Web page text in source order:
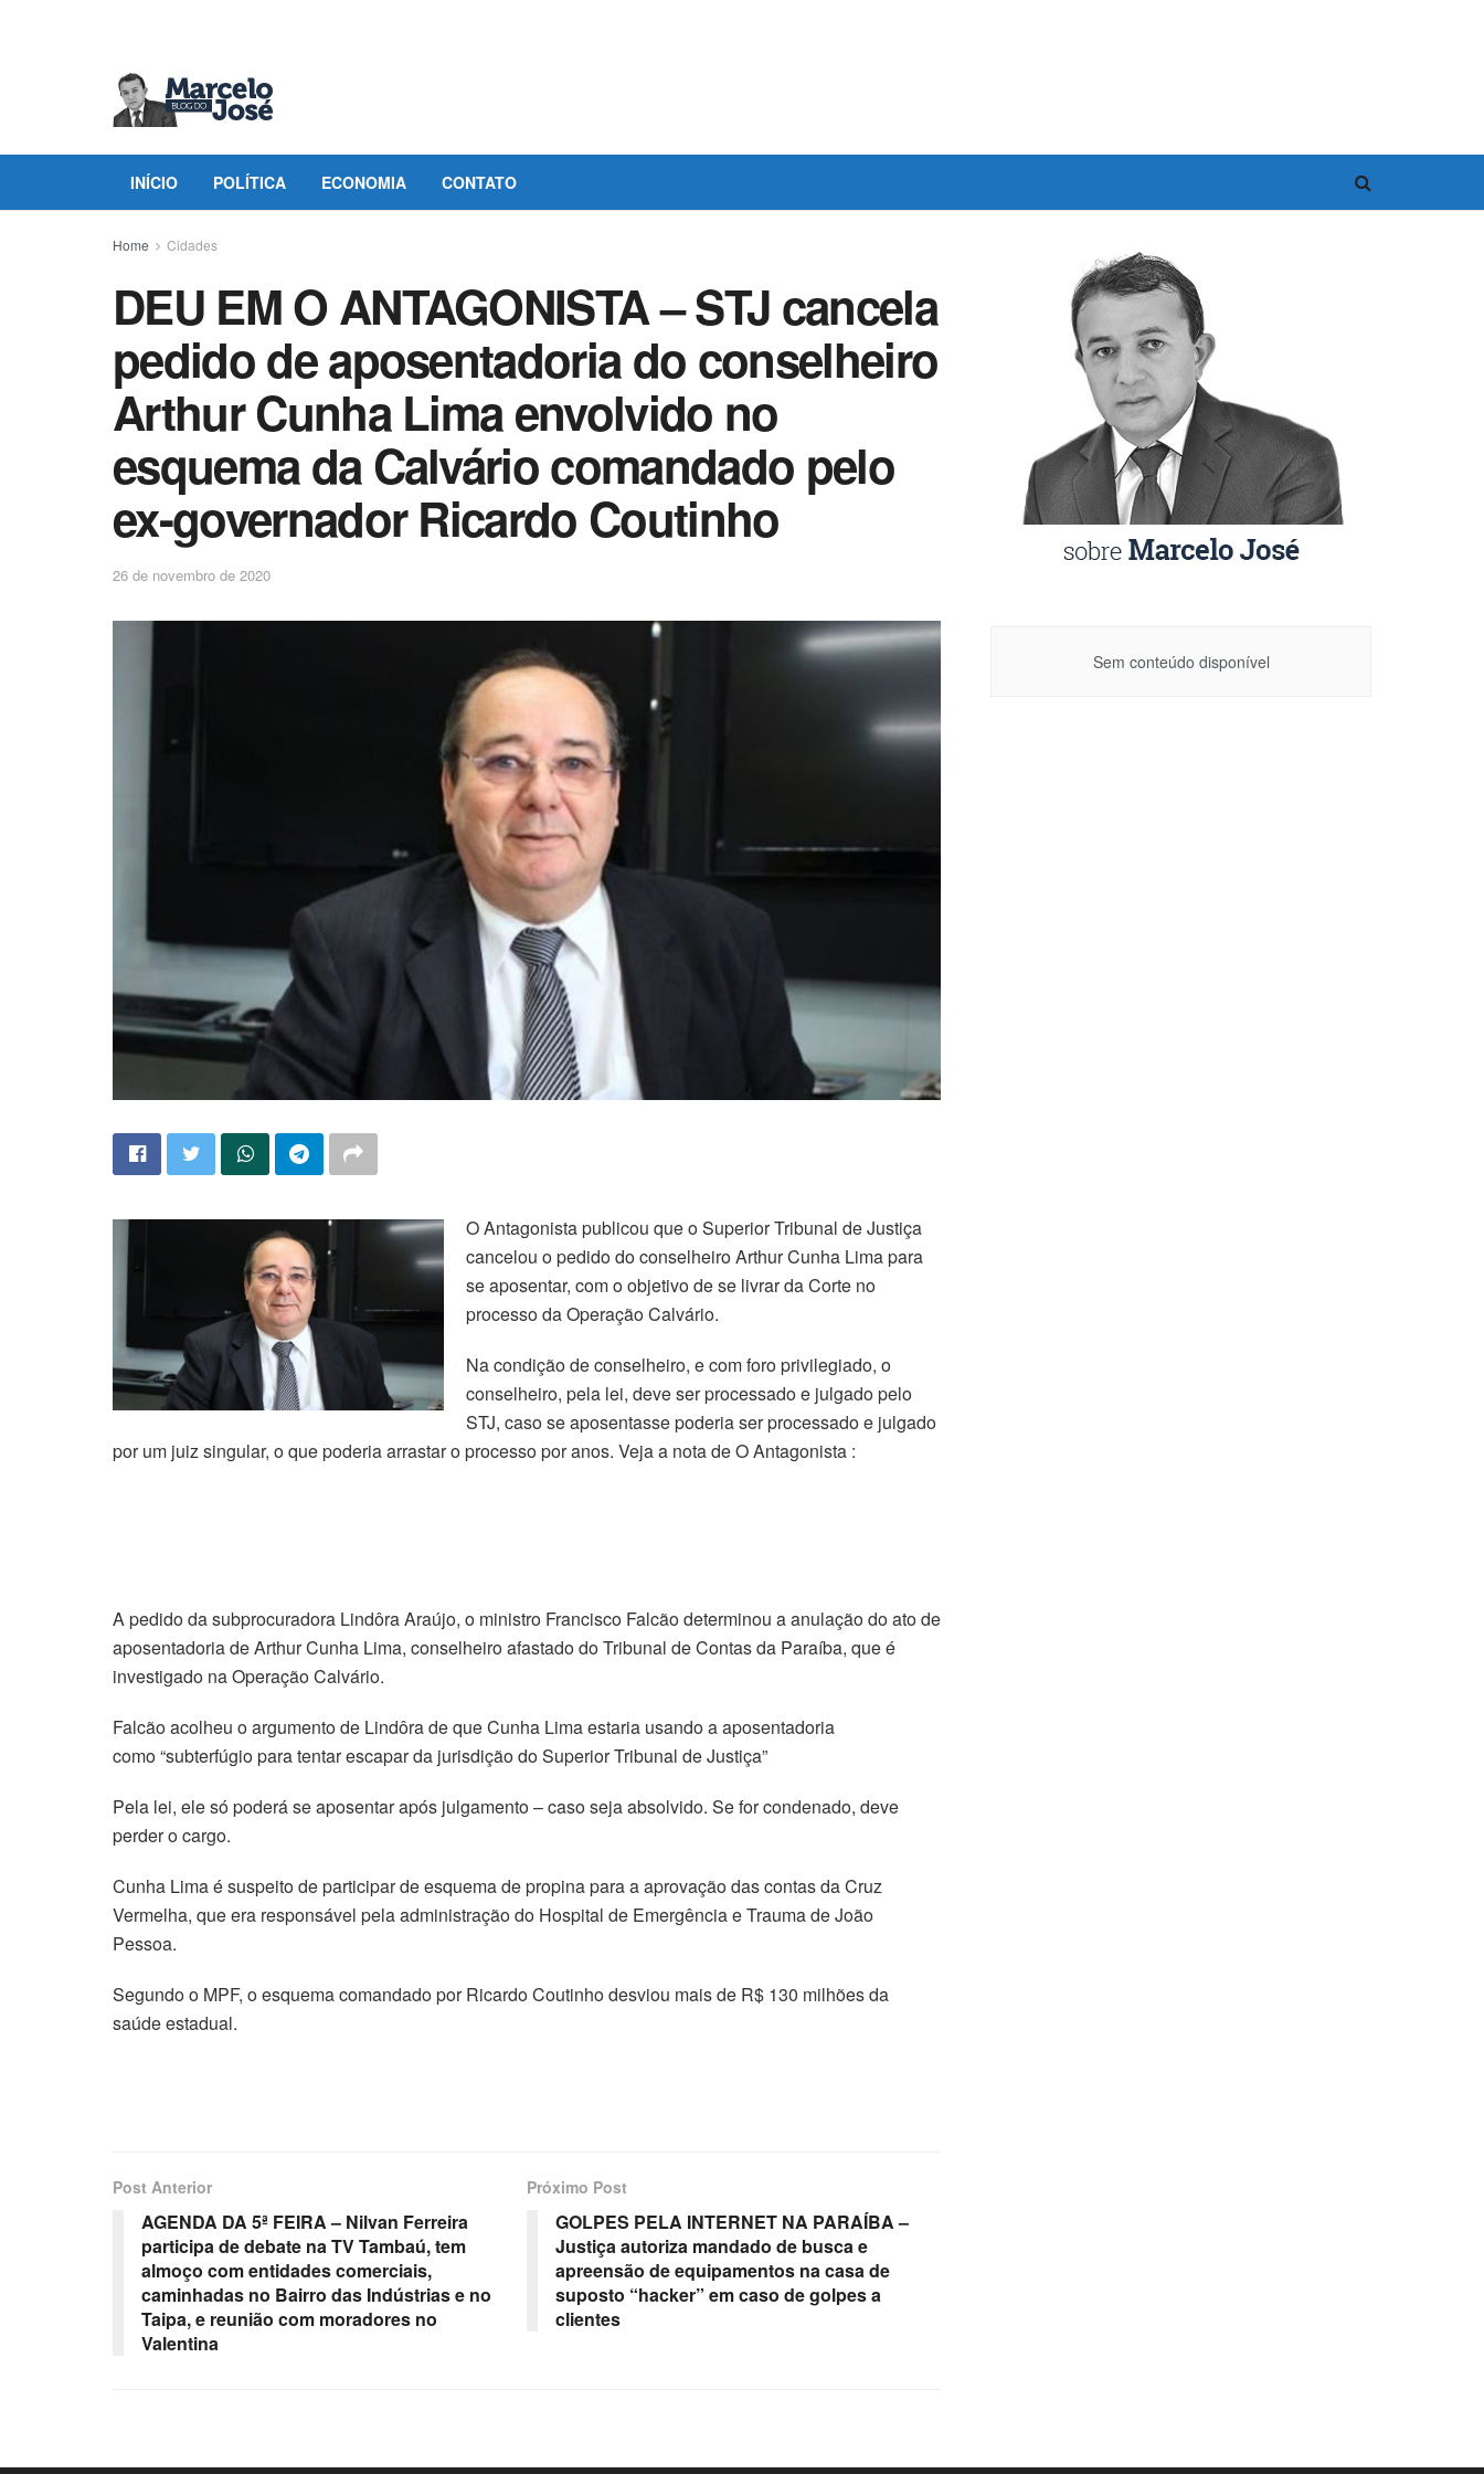
INÍCIO POLÍTICA ECONOMIA CONTATO
Home Cidades
DEU EM O ANTAGONISTA – STJ cancela
pedido de aposentadoria do conselheiro
Arthur Cunha Lima envolvido no
esquema da Calvário comandado pelo
ex-governador Ricardo Coutinho
26 de novembro de 2020
O Antagonista publicou que o Superior Tribunal de Justiça
cancelou o pedido do conselheiro Arthur Cunha Lima para
se aposentar, com o objetivo de se livrar da Corte no
processo da Operação Calvário.
Na condição de conselheiro, e com foro privilegiado, o
conselheiro, pela lei, deve ser processado e julgado pelo
STJ, caso se aposentasse poderia ser processado e julgado
por um juiz singular, o que poderia arrastar o processo por anos. Veja a nota de O Antagonista :
A pedido da subprocuradora Lindôra Araújo, o ministro Francisco Falcão determinou a anulação do ato de
aposentadoria de Arthur Cunha Lima, conselheiro afastado do Tribunal de Contas da Paraíba, que é
investigado na Operação Calvário.
Falcão acolheu o argumento de Lindôra de que Cunha Lima estaria usando a aposentadoria
como “subterfúgio para tentar escapar da jurisdição do Superior Tribunal de Justiça”
Pela lei, ele só poderá se aposentar após julgamento – caso seja absolvido. Se for condenado, deve
perder o cargo.
Cunha Lima é suspeito de participar de esquema de propina para a aprovação das contas da Cruz
Vermelha, que era responsável pela administração do Hospital de Emergência e Trauma de João
Pessoa.
Segundo o MPF, o esquema comandado por Ricardo Coutinho desviou mais de R$ 130 milhões da
saúde estadual.
Post Anterior
AGENDA DA 5ª FEIRA – Nilvan Ferreira
participa de debate na TV Tambaú, tem
almoço com entidades comerciais,
caminhadas no Bairro das Indústrias e no
Taipa, e reunião com moradores no
Valentina
Próximo Post
GOLPES PELA INTERNET NA PARAÍBA –
Justiça autoriza mandado de busca e
apreensão de equipamentos na casa de
suposto “hacker” em caso de golpes a
clientes
Sem conteúdo disponível